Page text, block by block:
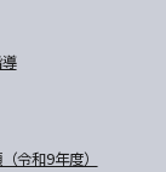
令和9年度）